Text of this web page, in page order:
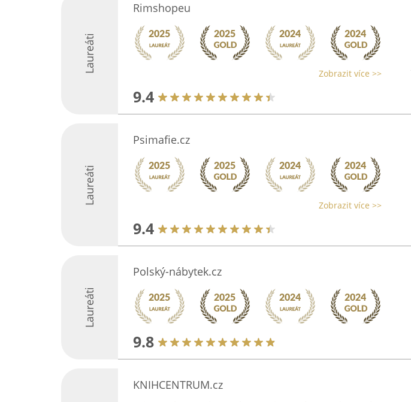
Laureáti
Rimshopeu
Zobrazit více >>
9.4
Laureáti
Psimafie.cz
Zobrazit více >>
9.4
Laureáti
Polský-nábytek.cz
9.8
KNIHCENTRUM.cz